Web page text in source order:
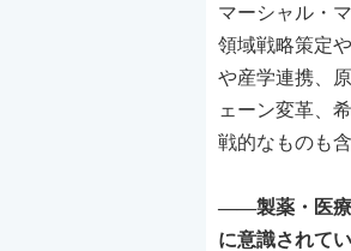
マーシャル・
領域戦略策定
や産学連携、
ェーン変革、
戦的なものも
――製薬・医療
に意識されてい